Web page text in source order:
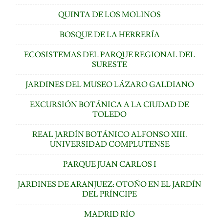
QUINTA DE LOS MOLINOS
BOSQUE DE LA HERRERÍA
ECOSISTEMAS DEL PARQUE REGIONAL DEL
SURESTE
JARDINES DEL MUSEO LÁZARO GALDIANO
EXCURSIÓN BOTÁNICA A LA CIUDAD DE
TOLEDO
REAL JARDÍN BOTÁNICO ALFONSO XIII.
UNIVERSIDAD COMPLUTENSE
PARQUE JUAN CARLOS I
JARDINES DE ARANJUEZ: OTOÑO EN EL JARDÍN
DEL PRÍNCIPE
MADRID RÍO